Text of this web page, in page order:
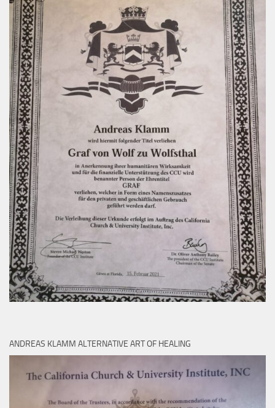
ANDREAS KLAMM ALTERNATIVE ART OF HEALING